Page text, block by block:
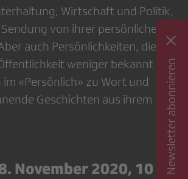
Wirtschaft und Politik,
von ihrer persönlichen
auch Persönlichkeiten, die
weniger bekannt
«Persönlich» zu Wort und
Geschichten aus ihrem
November 2020, 10 -
Newsletter abonnieren